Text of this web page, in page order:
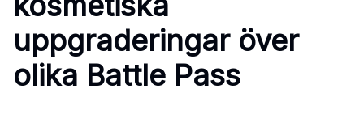
uppgraderingar över
olika Battle Pass